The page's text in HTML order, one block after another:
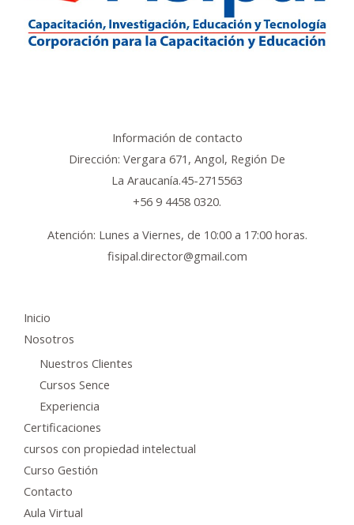
Información de contacto
Dirección: Vergara 671, Angol, Región De
La Araucanía.45-2715563
+56 9 4458 0320.
Atención: Lunes a Viernes, de 10:00 a 17:00 horas.
fisipal.director@gmail.com
Inicio
Nosotros
Nuestros Clientes
Cursos Sence
Experiencia
Certificaciones
cursos con propiedad intelectual
Curso Gestión
Contacto
Aula Virtual